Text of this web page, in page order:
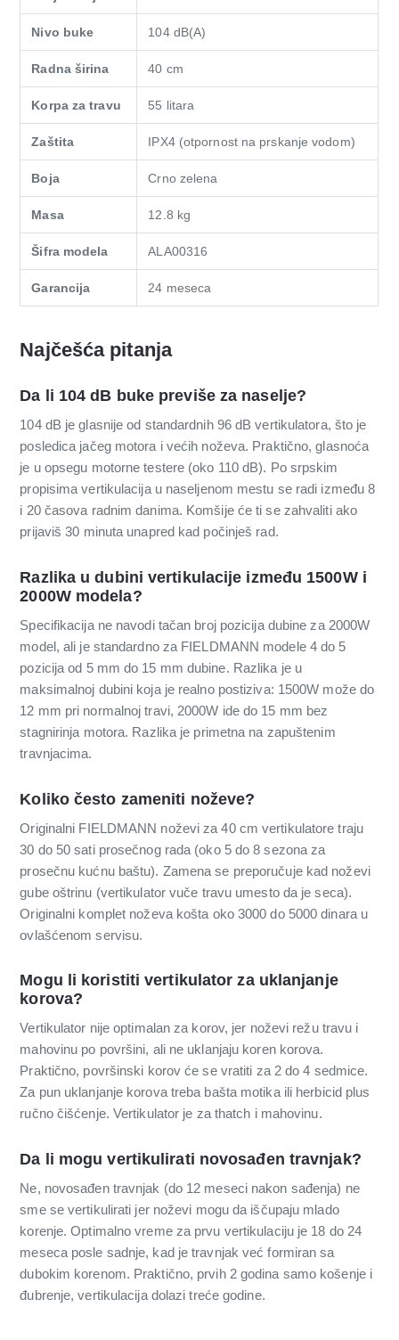
Nivo buke 104 dB(A)
Radna širina 40 cm
Korpa za travu 55 litara
Zaštita IPX4 (otpornost na prskanje vodom)
Boja Crno zelena
Masa 12.8 kg
Šifra modela ALA00316
Garancija 24 meseca
Najčešća pitanja
Da li 104 dB buke previše za naselje?
104 dB je glasnije od standardnih 96 dB vertikulatora, što je
posledica jačeg motora i većih noževa. Praktično, glasnoća
je u opsegu motorne testere (oko 110 dB). Po srpskim
propisima vertikulacija u naseljenom mestu se radi između 8
i 20 časova radnim danima. Komšije će ti se zahvaliti ako
prijaviš 30 minuta unapred kad počinješ rad.
Razlika u dubini vertikulacije između 1500W i
2000W modela?
Specifikacija ne navodi tačan broj pozicija dubine za 2000W
model, ali je standardno za FIELDMANN modele 4 do 5
pozicija od 5 mm do 15 mm dubine. Razlika je u
maksimalnoj dubini koja je realno postiziva: 1500W može do
12 mm pri normalnoj travi, 2000W ide do 15 mm bez
stagnirinja motora. Razlika je primetna na zapuštenim
travnjacima.
Koliko često zameniti noževe?
Originalni FIELDMANN noževi za 40 cm vertikulatore traju
30 do 50 sati prosečnog rada (oko 5 do 8 sezona za
prosečnu kućnu baštu). Zamena se preporučuje kad noževi
gube oštrinu (vertikulator vuče travu umesto da je seca).
Originalni komplet noževa košta oko 3000 do 5000 dinara u
ovlašćenom servisu.
Mogu li koristiti vertikulator za uklanjanje
korova?
Vertikulator nije optimalan za korov, jer noževi režu travu i
mahovinu po površini, ali ne uklanjaju koren korova.
Praktično, površinski korov će se vratiti za 2 do 4 sedmice.
Za pun uklanjanje korova treba bašta motika ili herbicid plus
ručno čišćenje. Vertikulator je za thatch i mahovinu.
Da li mogu vertikulirati novosađen travnjak?
Ne, novosađen travnjak (do 12 meseci nakon sađenja) ne
sme se vertikulirati jer noževi mogu da iščupaju mlado
korenje. Optimalno vreme za prvu vertikulaciju je 18 do 24
meseca posle sadnje, kad je travnjak već formiran sa
dubokim korenom. Praktično, prvih 2 godina samo košenje i
đubrenje, vertikulacija dolazi treće godine.